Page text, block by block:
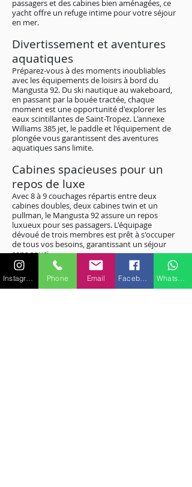
passagers et des cabines bien aménagées, ce
yacht offre un refuge intime pour votre séjour
en mer.
Divertissement et aventures
aquatiques
Préparez-vous à des moments inoubliables
avec les équipements de loisirs à bord du
Mangusta 92. Du ski nautique au wakeboard,
en passant par la bouée tractée, chaque
moment est une opportunité d'explorer les
eaux scintillantes de Saint-Tropez. L'annexe
Williams 385 jet, le paddle et l'équipement de
plongée vous garantissent des aventures
aquatiques sans limite.
Cabines spacieuses pour un
repos de luxe
Avec 8 à 9 couchages répartis entre deux
cabines doubles, deux cabines twin et un
pullman, le Mangusta 92 assure un repos
luxueux pour ses passagers. L'équipage
dévoué de trois membres est prêt à s'occuper
de tous vos besoins, garantissant un séjour
sans souci.
Réservez votre expérience
Phone Email